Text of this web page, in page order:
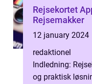
Rejsekortet
Rejsemakker
12 january 2024
redaktionel
Indledning:
og praktisk